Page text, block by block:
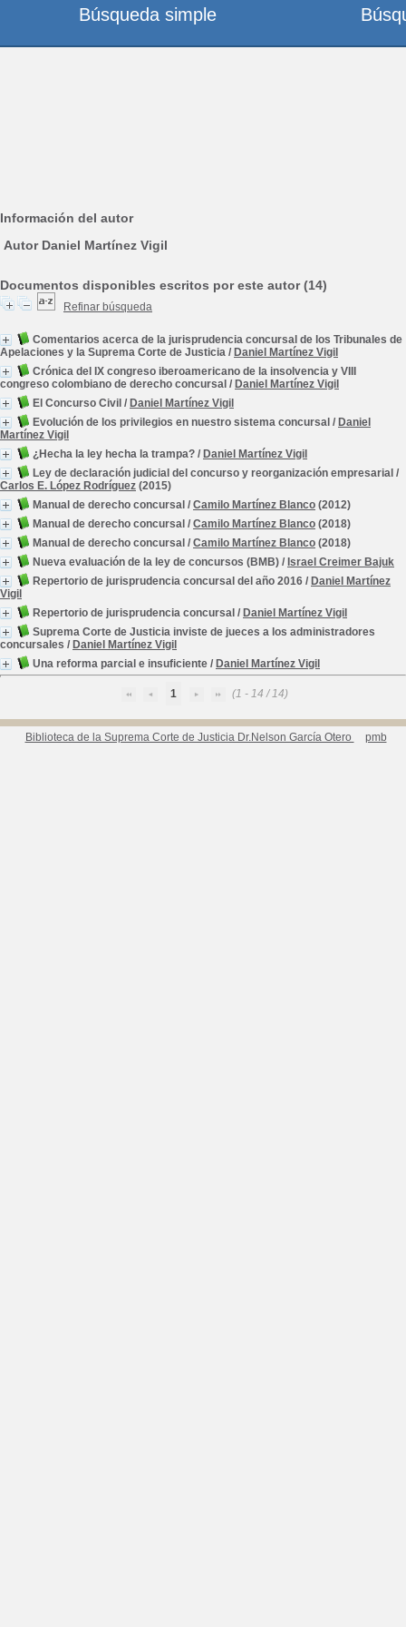
Información del autor
Autor Daniel Martínez Vigil
Documentos disponibles escritos por este autor (14)
Refinar búsqueda
Comentarios acerca de la jurisprudencia concursal de los Tribunales de
Apelaciones y la Suprema Corte de Justicia / Daniel Martínez Vigil
Crónica del IX congreso iberoamericano de la insolvencia y VIII
congreso colombiano de derecho concursal / Daniel Martínez Vigil
El Concurso Civil / Daniel Martínez Vigil
Evolución de los privilegios en nuestro sistema concursal / Daniel
Martínez Vigil
¿Hecha la ley hecha la trampa? / Daniel Martínez Vigil
Ley de declaración judicial del concurso y reorganización empresarial /
Carlos E. López Rodríguez (2015)
Manual de derecho concursal / Camilo Martínez Blanco (2012)
Manual de derecho concursal / Camilo Martínez Blanco (2018)
Manual de derecho concursal / Camilo Martínez Blanco (2018)
Nueva evaluación de la ley de concursos (BMB) / Israel Creimer Bajuk
Repertorio de jurisprudencia concursal del año 2016 / Daniel Martínez
Vigil
Repertorio de jurisprudencia concursal / Daniel Martínez Vigil
Suprema Corte de Justicia inviste de jueces a los administradores
concursales / Daniel Martínez Vigil
Una reforma parcial e insuficiente / Daniel Martínez Vigil
1 (1 - 14 / 14)
Biblioteca de la Suprema Corte de Justicia Dr.Nelson García Otero pmb
Búsqueda simple